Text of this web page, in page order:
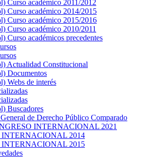
Curso académico 2011/2012
Curso académico 2014/2015
Curso académico 2015/2016
Curso académico 2010/2011
Curso académicos precedentes
Actualidad Constitucional
Documentos
Webs de interés
Buscadores
de Derecho Público Comparado
INTERNACIONAL 2021
INTERNACIONAL 2014
INTERNACIONAL 2015